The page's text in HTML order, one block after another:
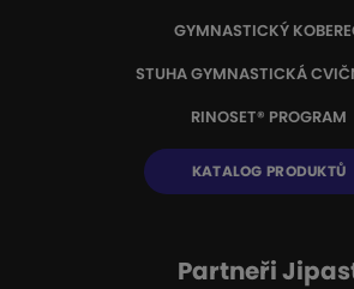
GYMNASTICKÝ
STUHA GYMNASTICKÁ
RINOSET® PROGRAM
KATALOG PRODUKTŮ
Partneři